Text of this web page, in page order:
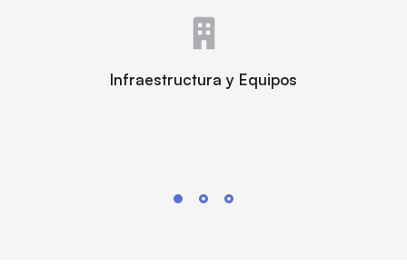
Infraestructura y Equipos